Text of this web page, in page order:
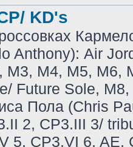
KD's
Anthony): Air
M3, M4, M5, M6,
Future Sole,
Пола (Chris
2, CP3.III 3/
5, CP3.VI 6, AE,